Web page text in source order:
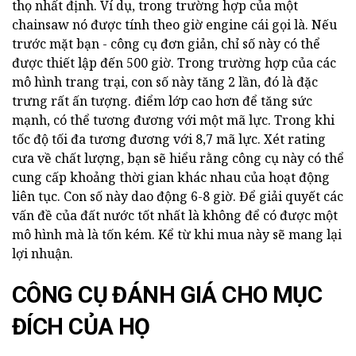
thọ nhất định. Ví dụ, trong trường hợp của một
chainsaw nó được tính theo giờ engine cái gọi là. Nếu
trước mặt bạn - công cụ đơn giản, chỉ số này có thể
được thiết lập đến 500 giờ. Trong trường hợp của các
mô hình trang trại, con số này tăng 2 lần, đó là đặc
trưng rất ấn tượng. điểm lớp cao hơn để tăng sức
mạnh, có thể tương đương với một mã lực. Trong khi
tốc độ tối đa tương đương với 8,7 mã lực. Xét rating
cưa về chất lượng, bạn sẽ hiểu rằng công cụ này có thể
cung cấp khoảng thời gian khác nhau của hoạt động
liên tục. Con số này dao động 6-8 giờ. Để giải quyết các
vấn đề của đất nước tốt nhất là không để có được một
mô hình mà là tốn kém. Kể từ khi mua này sẽ mang lại
lợi nhuận.
CÔNG CỤ ĐÁNH GIÁ CHO MỤC
ĐÍCH CỦA HỌ